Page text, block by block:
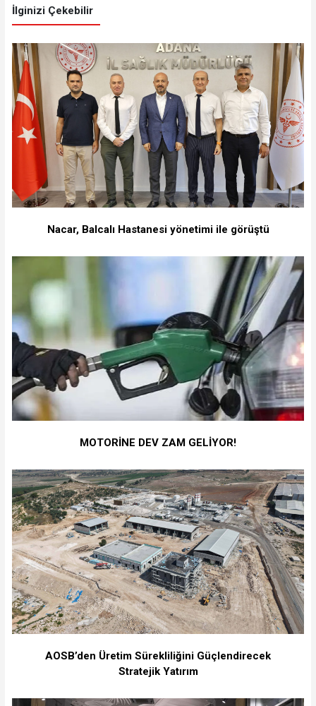
İlginizi Çekebilir
Nacar, Balcalı Hastanesi yönetimi ile görüştü
MOTORİNE DEV ZAM GELİYOR!
⁠AOSB’den Üretim Sürekliliğini Güçlendirecek
Stratejik Yatırım